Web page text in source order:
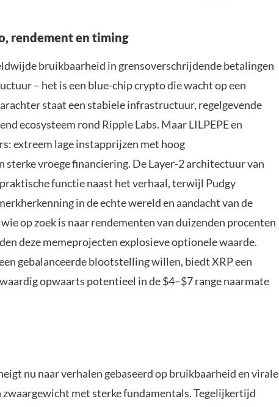
rendement en timing
bruikbaarheid in grensoverschrijdende betalingen
– het is een blue-chip crypto die wacht op een
staat een stabiele infrastructuur, regelgevende
ecosysteem rond Ripple Labs. Maar LILPEPE en
extreem lage instapprijzen met hoog
sterke vroege financiering. De Layer-2 architectuur van
functie naast het verhaal, terwijl Pudgy
in de echte wereld en aandacht van de
op zoek is naar rendementen van duizenden procenten
deze memeprojecten explosieve optionele waarde.
gebalanceerde blootstelling willen, biedt XRP een
opwaarts potentieel in de $4–$7 range naarmate
nu naar verhalen gebaseerd op bruikbaarheid en virale
met sterke fundamentals. Tegelijkertijd